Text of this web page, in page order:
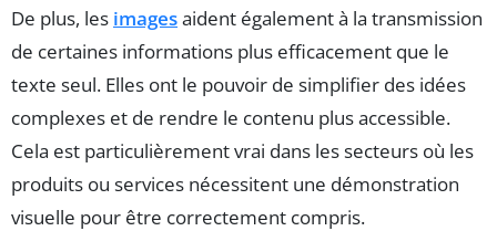
De plus, les imagesaident également à la transmission
de certaines informations plus efficacement que le
texte seul. Elles ont le pouvoir de simplifier des idées
complexes et de rendre le contenu plus accessible.
Cela est particulièrement vrai dans les secteurs où les
produits ou services nécessitent une démonstration
visuelle pour être correctement compris.